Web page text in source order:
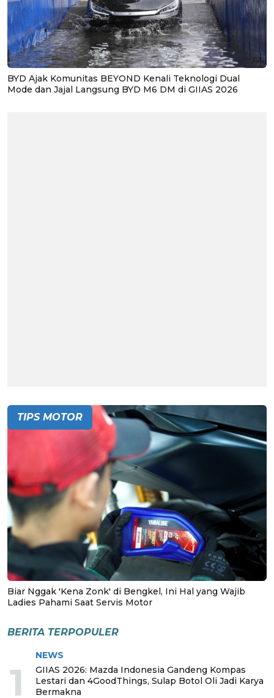
BYD Ajak Komunitas BEYOND Kenali Teknologi Dual
Mode dan Jajal Langsung BYD M6 DM di GIIAS 2026
TIPS MOTOR
Biar Nggak 'Kena Zonk' di Bengkel, Ini Hal yang Wajib
Ladies Pahami Saat Servis Motor
BERITA TERPOPULER
1
NEWS
GIIAS 2026: Mazda Indonesia Gandeng Kompas
Lestari dan 4GoodThings, Sulap Botol Oli Jadi Karya
Bermakna